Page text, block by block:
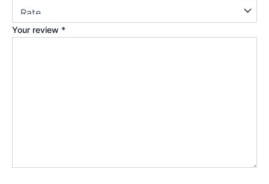
Your review *